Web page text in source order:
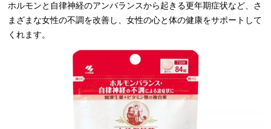
ホルモンと自律神経のアンバランスから起きる更年期症状など、さ
まざまな女性の不調を改善し、女性の心と体の健康をサポートして
くれます。